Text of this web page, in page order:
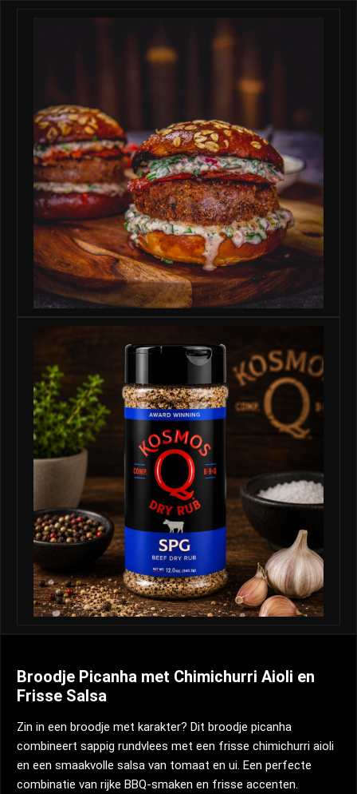
Broodje Picanha met Chimichurri Aioli en
Frisse Salsa
Zin in een broodje met karakter? Dit broodje picanha
combineert sappig rundvlees met een frisse chimichurri aioli
en een smaakvolle salsa van tomaat en ui. Een perfecte
combinatie van rijke BBQ-smaken en frisse accenten.